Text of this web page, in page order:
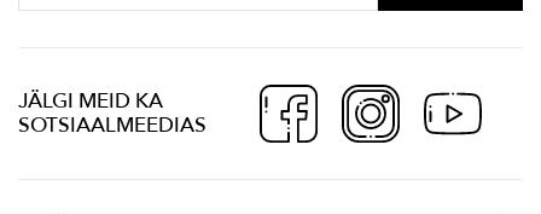
JÄLGI MEID KA
SOTSIAALMEEDIAS